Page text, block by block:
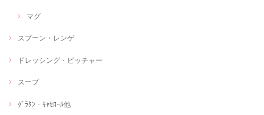
マグ
スプーン・レンゲ
ドレッシング・ピッチャー
スープ
ｸﾞﾗﾀﾝ・ｷｬｾﾛｰﾙ他